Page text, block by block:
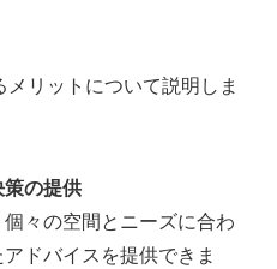
リットについて説明しま
策の提供
々の空間とニーズに合わ
ドバイスを提供できま